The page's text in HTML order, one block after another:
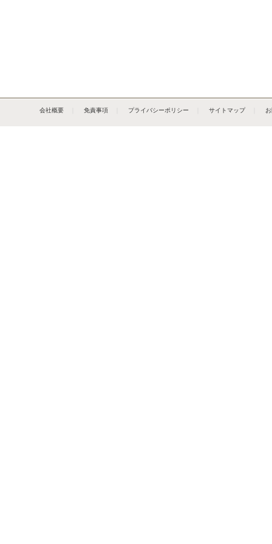
会社概要 免責事項 プライバシーポリシー サイトマップ｜